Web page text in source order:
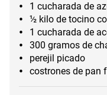
1 cucharada de
½ kilo de tocino
1 cucharada de
300 gramos de
perejil picado
costrones de pan